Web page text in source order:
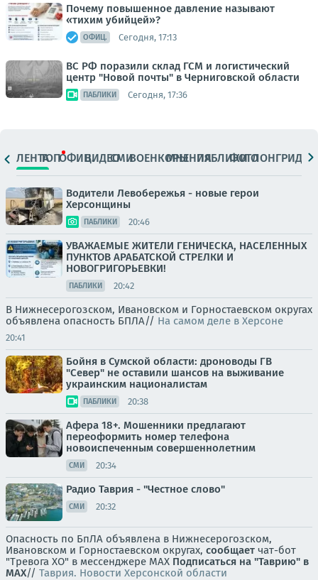
Почему повышенное давление называют
«тихим убийцей»?
ОФИЦ. Сегодня, 17:13
ВС РФ поразили склад ГСМ и логистический
центр "Новой почты" в Черниговской области
ПАБЛИКИ Сегодня, 17:36
ЛЕНТАТОПОФИЦ.ВИДЕОСМИВОЕНКОРЫМНЕНИЯПАБЛИКИ
ФОТОЛОНГРИДЫ
Водители Левобережья - новые герои
Херсонщины
ПАБЛИКИ 20:46
УВАЖАЕМЫЕ ЖИТЕЛИ ГЕНИЧЕСКА, НАСЕЛЕННЫХ
ПУНКТОВ АРАБАТСКОЙ СТРЕЛКИ И
НОВОГРИГОРЬЕВКИ!
ПАБЛИКИ 20:42
В Нижнесерогозском, Ивановском и Горностаевском округах
объявлена опасность БПЛА// На самом деле в Херсоне
20:41
Бойня в Сумской области: дроноводы ГВ
"Север" не оставили шансов на выживание
украинским националистам
ПАБЛИКИ 20:38
Афера 18+. Мошенники предлагают
переоформить номер телефона
новоиспеченным совершеннолетним
СМИ 20:34
Радио Таврия - "Честное слово"
СМИ 20:32
Опасность по БпЛА объявлена в Нижнесерогозском,
Ивановском и Горностаевском округах, сообщает чат-бот
"Тревога ХО" в мессенджере MAX Подписаться на "Таврию" в
MAX// Таврия. Новости Херсонской области